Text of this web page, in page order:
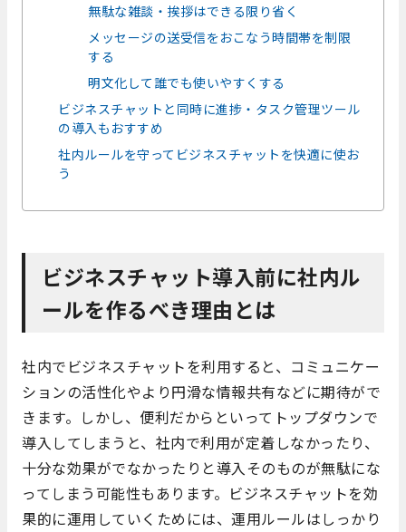
無駄な雑談・挨拶はできる限り省く
メッセージの送受信をおこなう時間帯を制限
する
明文化して誰でも使いやすくする
ビジネスチャットと同時に進捗・タスク管理ツール
の導入もおすすめ
社内ルールを守ってビジネスチャットを快適に使お
う
ビジネスチャット導入前に社内ル
ールを作るべき理由とは
社内でビジネスチャットを利用すると、コミュニケー
ションの活性化やより円滑な情報共有などに期待がで
きます。しかし、便利だからといってトップダウンで
導入してしまうと、社内で利用が定着しなかったり、
十分な効果がでなかったりと導入そのものが無駄にな
ってしまう可能性もあります。ビジネスチャットを効
果的に運用していくためには、運用ルールはしっかり